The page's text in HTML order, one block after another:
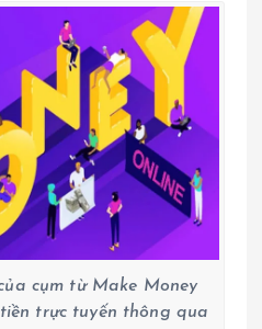
cụm từ Make Money
trực tuyến thông qua